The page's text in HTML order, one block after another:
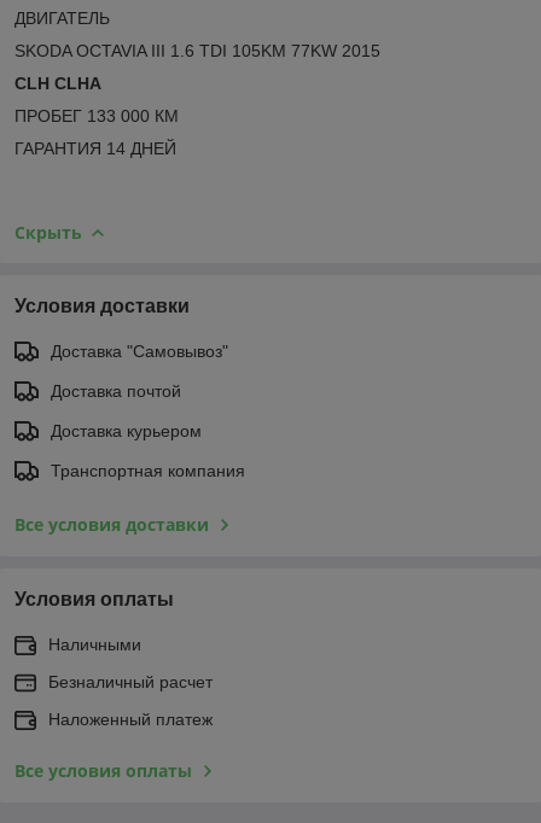
ДВИГАТЕЛЬ
SKODA OCTAVIA III 1.6 TDI 105KM 77KW 2015
CLH CLHA
ПРОБЕГ 133 000 КМ
ГАРАНТИЯ 14 ДНЕЙ
Скрыть
Условия доставки
Доставка "Самовывоз"
Доставка почтой
Доставка курьером
Транспортная компания
Все условия доставки
Условия оплаты
Наличными
Безналичный расчет
Наложенный платеж
Все условия оплаты